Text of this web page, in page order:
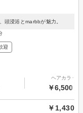
頭浸浴とmarbbが魅力。
迎
ヘアカラー
￥6,500～
￥1,430